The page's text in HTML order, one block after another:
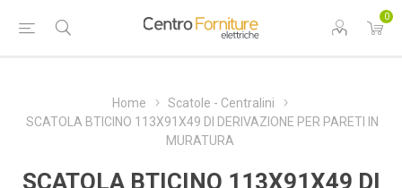
0
Home
Scatole - Centralini
SCATOLA BTICINO 113X91X49 DI DERIVAZIONE PER PARETI IN
MURATURA
SCATOLA BTICINO 113X91X49 DI